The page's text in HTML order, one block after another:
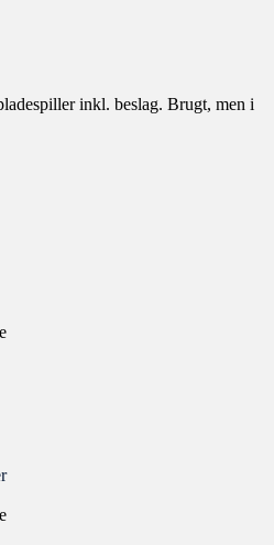
inkl. beslag. Brugt, men i